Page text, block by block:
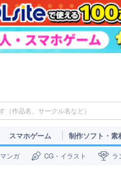
スマホゲーム 制作ソフト・素
マンガ CG・イラスト ラ